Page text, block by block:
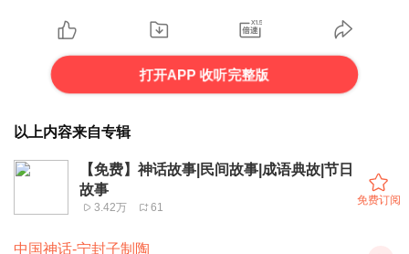
打开APP 收听完整版
以上内容来自专辑
【免费】神话故事|民间故事|成语典故|节日
故事
3.42万 61
免费订阅
中国神话-宁封子制陶